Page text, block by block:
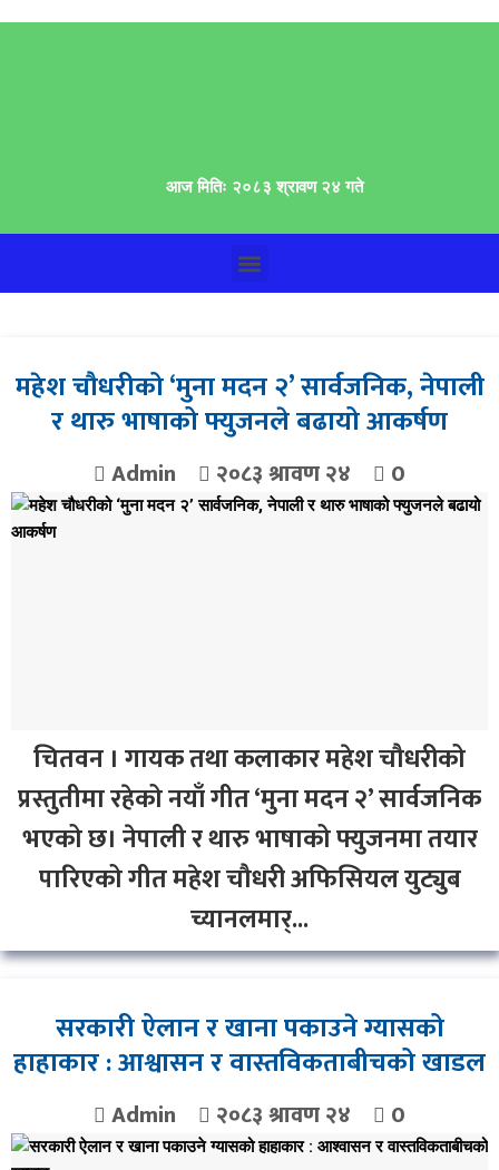
आज मितिः २०८३ श्रावण २४ गते
महेश चौधरीको ‘मुना मदन २’ सार्वजनिक, नेपाली
र थारु भाषाको फ्युजनले बढायो आकर्षण
Admin २०८३ श्रावण २४ 0
चितवन । गायक तथा कलाकार महेश चौधरीको
प्रस्तुतीमा रहेको नयाँ गीत ‘मुना मदन २’ सार्वजनिक
भएको छ। नेपाली र थारु भाषाको फ्युजनमा तयार
पारिएको गीत महेश चौधरी अफिसियल युट्युब
च्यानलमार्...
सरकारी ऐलान र खाना पकाउने ग्यासको
हाहाकार : आश्वासन र वास्तविकताबीचको खाडल
Admin २०८३ श्रावण २४ 0